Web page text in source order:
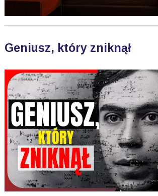
Geniusz, który zniknął